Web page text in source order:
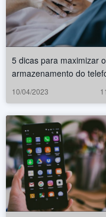
5 dicas para maximizar o
armazenamento do
10/04/2023